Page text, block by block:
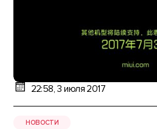
22:58, 3 июля 2017
НОВОСТИ